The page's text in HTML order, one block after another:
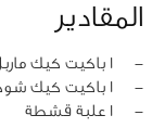
المقادير
‏-
1 باكيت كيك ماربل جاهز
‏-
1 باكيت كيك شوكولاتة جاهز
‏-
1 علبة قشطة